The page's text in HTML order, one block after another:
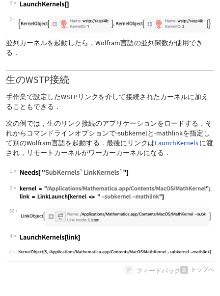
3
3
並列カーネルを起動したら，Wolfram言語の並列関数が使用でき
る．
生のWSTP接続
手作業で設定したWSTPリンクを介して接続されたカーネルに加え
ることもできる．
次の例では，生のリンク接続のアプリケーションをロードする．そ
れからコマンドラインオプションで-subkernelと-mathlinkを指定し
て別のWolfram言語を起動する．最後にリンクはLaunchKernelsに渡
され，リモートカーネルがワーカーカーネルになる．
1
2
52
4
4
フィードバック トップへ